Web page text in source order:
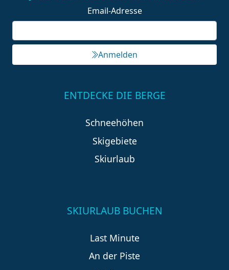
Email-Adresse
Anmelden
ENTDECKE DIE BERGE
Schneehöhen
Skigebiete
Skiurlaub
SKIURLAUB BUCHEN
Last Minute
An der Piste